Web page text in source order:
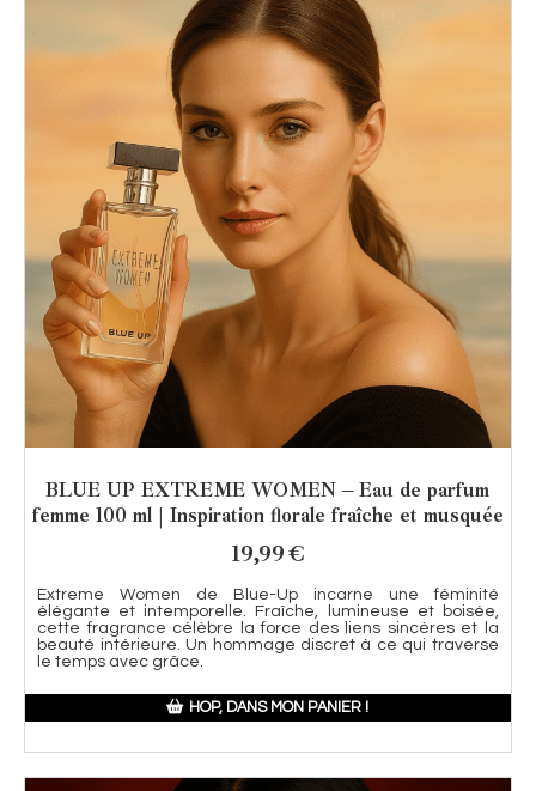
BLUE UP EXTREME WOMEN – Eau de parfum
femme 100 ml | Inspiration florale fraîche et musquée
19,99€
Extreme Women de Blue-Up incarne une féminité
élégante et intemporelle. Fraîche, lumineuse et boisée,
cette fragrance célèbre la force des liens sincères et la
beauté intérieure. Un hommage discret à ce qui traverse
le temps avec grâce.
HOP, DANS MON PANIER !